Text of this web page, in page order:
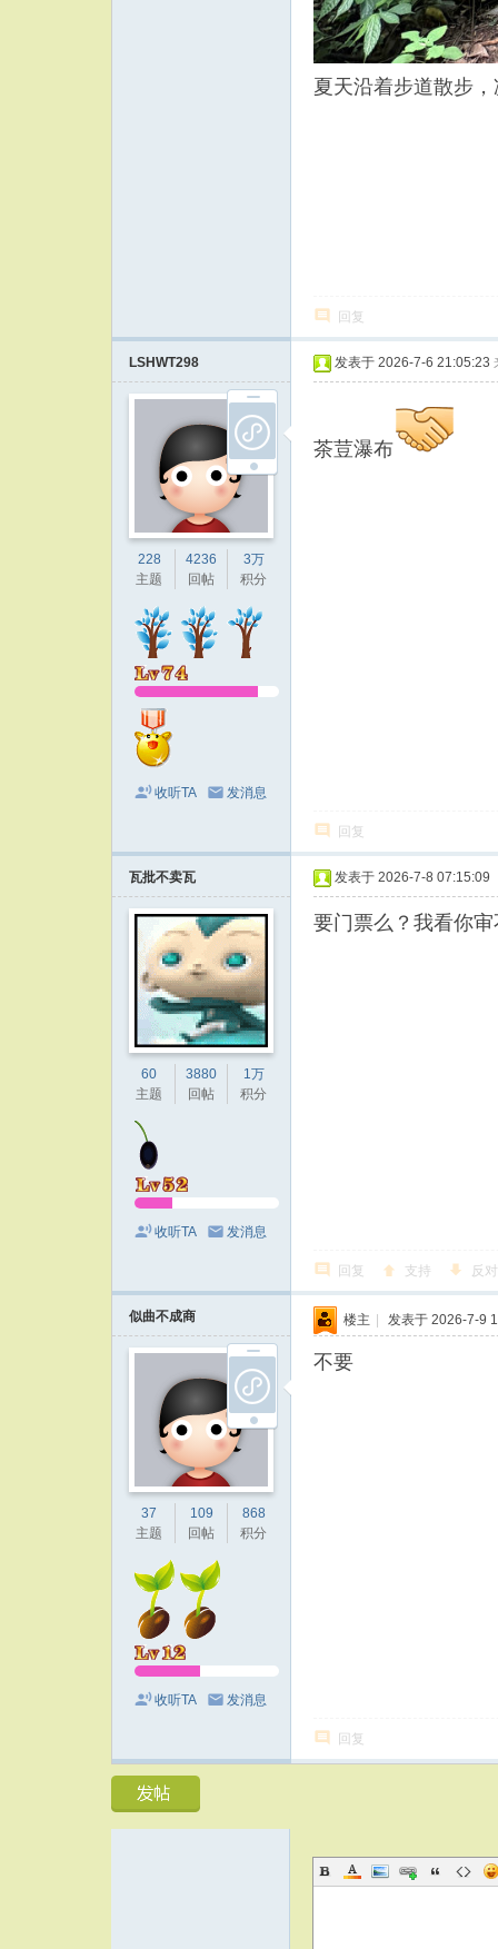
夏天沿着步道散步
回复
LSHWT298
228
主题
4236
回帖
3万
积分
收听TA 发消息
发表于 2026-7-6 21:05:23
茶荳瀑布
回复
瓦批不卖瓦
60
主题
3880
回帖
1万
积分
收听TA 发消息
发表于 2026-7-8 07:15:09
要门票么？我看你
回复 支持 反对
似曲不成商
37
主题
109
回帖
868
积分
收听TA 发消息
楼主 | 发表于 2026-7-9
不要
回复